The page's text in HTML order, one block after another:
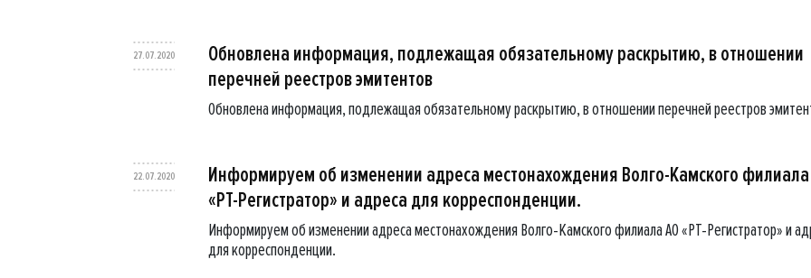
27.07.2020
Обновлена информация, подлежащая обязательному раскрытию, в отношении
перечней реестров эмитентов
Обновлена информация, подлежащая обязательному раскрытию, в отношении перечней реестров
22.07.2020
Информируем об изменении адреса местонахождения Волго-Камского
«РТ-Регистратор» и адреса для корреспонденции.
Информируем об изменении адреса местонахождения Волго-Камского филиала АО «РТ-Регистратор» и
для корреспонденции.